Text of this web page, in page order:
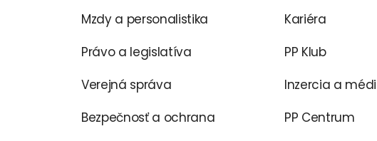
Mzdy a personalistika
Právo a legislatíva
Verejná správa
Bezpečnosť a ochrana
Kariéra
PP Klub
Inzercia a
PP Centrum